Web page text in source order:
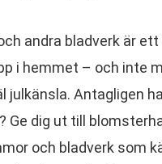
andra bladverk är
i hemmet – och inte
julkänsla. Antagligen
Ge dig ut till
och bladverk som